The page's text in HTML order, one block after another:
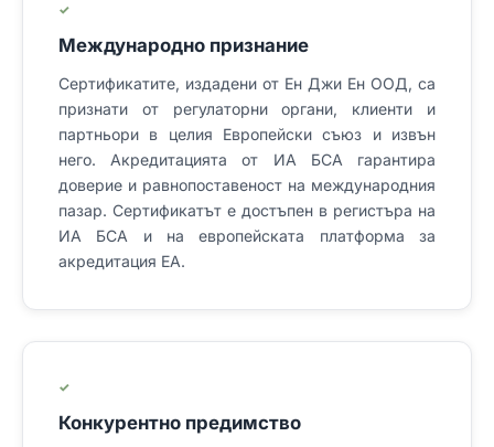
✓
Международно признание
Сертификатите, издадени от Ен Джи Ен ООД, са
признати от регулаторни органи, клиенти и
партньори в целия Европейски съюз и извън
него. Акредитацията от ИА БСА гарантира
доверие и равнопоставеност на международния
пазар. Сертификатът е достъпен в регистъра на
ИА БСА и на европейската платформа за
акредитация EA.
✓
Конкурентно предимство